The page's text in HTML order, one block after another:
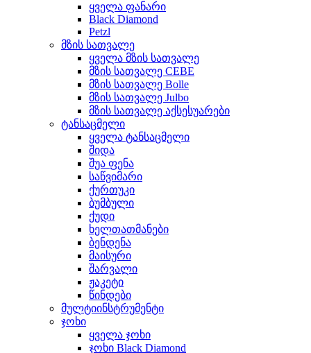
ყველა ფანარი
Black Diamond
Petzl
მზის სათვალე
ყველა მზის სათვალე
მზის სათვალე CEBE
მზის სათვალე Bolle
მზის სათვალე Julbo
მზის სათვალე აქსესუარები
ტანსაცმელი
ყველა ტანსაცმელი
შიდა
შუა ფენა
საწვიმარი
ქურთუკი
ბუმბული
ქუდი
ხელთათმანები
ბენდენა
მაისური
შარვალი
ჟაკეტი
წინდები
მულტიინსტრუმენტი
ჯოხი
ყველა ჯოხი
ჯოხი Black Diamond